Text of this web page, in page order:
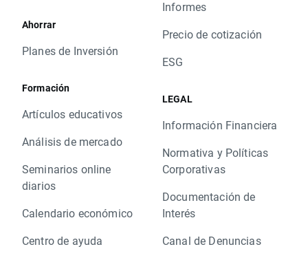
Ahorrar
Planes de Inversión
Formación
Artículos educativos
Análisis de mercado
Seminarios online
diarios
Calendario económico
Centro de ayuda
Informes
Precio de cotización
ESG
LEGAL
Información Financiera
Normativa y Políticas
Corporativas
Documentación de
Interés
Canal de Denuncias